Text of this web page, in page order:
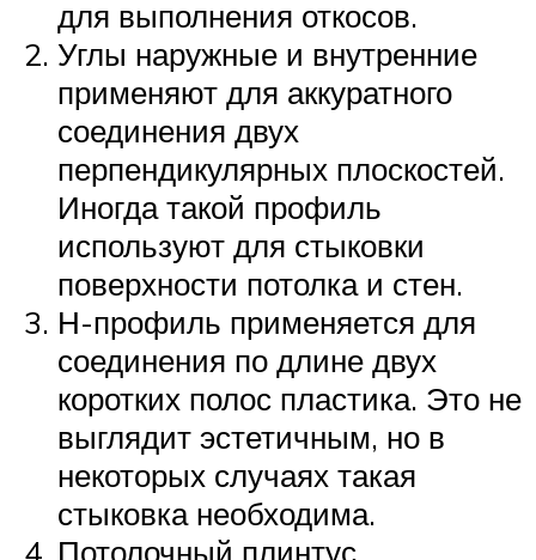
для выполнения откосов.
Углы наружные и внутренние
применяют для аккуратного
соединения двух
перпендикулярных плоскостей.
Иногда такой профиль
используют для стыковки
поверхности потолка и стен.
Н-профиль применяется для
соединения по длине двух
коротких полос пластика. Это не
выглядит эстетичным, но в
некоторых случаях такая
стыковка необходима.
Потолочный плинтус